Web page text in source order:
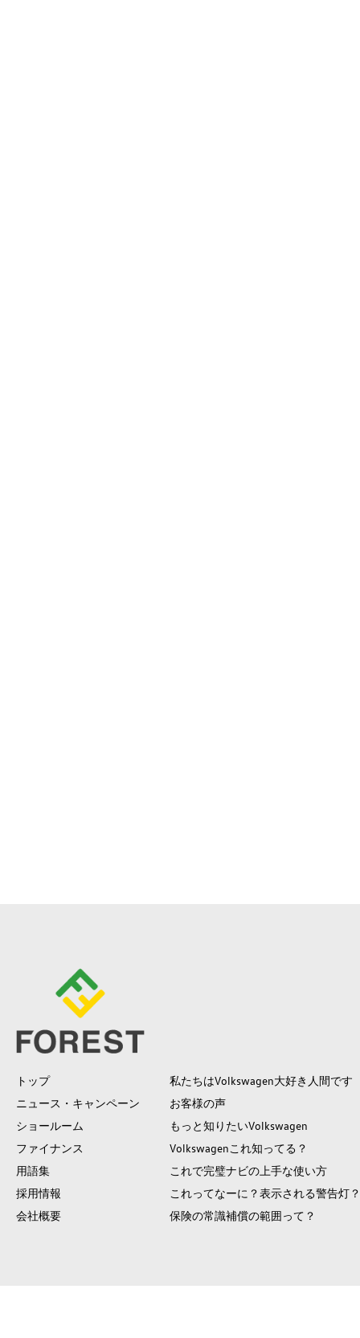
トップ
ニュース・キャンペーン
ショールーム
ファイナンス
用語集
採用情報
会社概要
私たちはVolkswagen大好き人間です
お客様の声
もっと知りたいVolkswagen
Volkswagenこれ知ってる？
これで完璧ナビの上手な使い方
これってなーに？表示される警告灯？
保険の常識補償の範囲って？